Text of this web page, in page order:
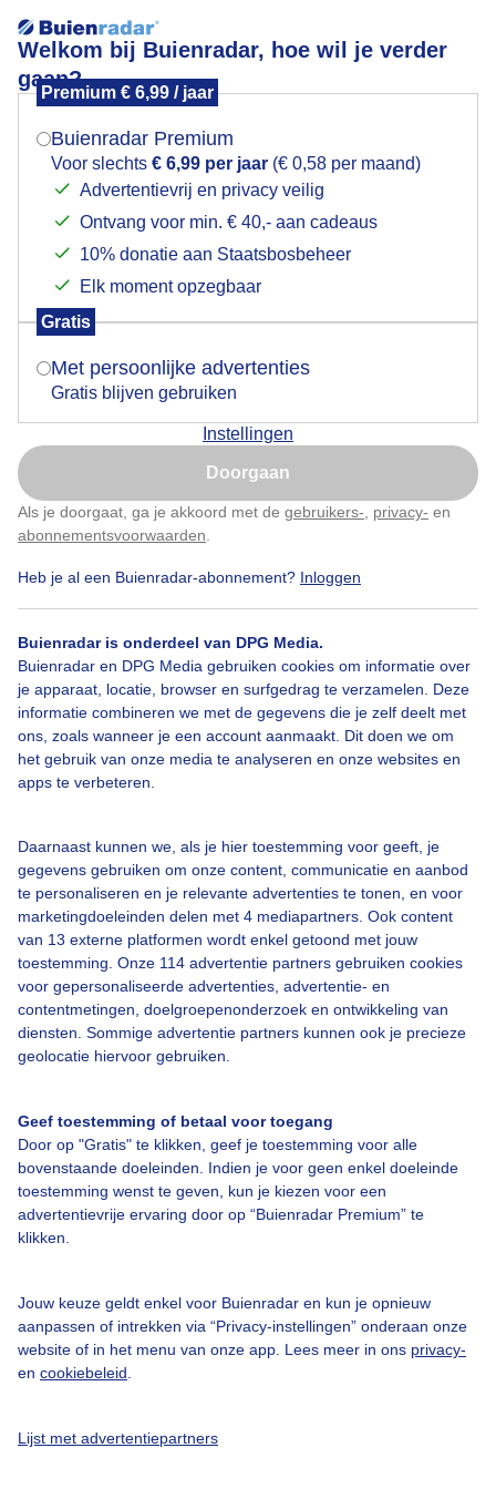
Welkom bij Buienradar, hoe wil je verder
gaan?
Premium € 6,99 / jaar
Buienradar Premium
Voor slechts € 6,99 per jaar (€ 0,58 per maand)
Advertentievrij en privacy veilig
Ontvang voor min. € 40,- aan cadeaus
10% donatie aan Staatsbosbeheer
Elk moment opzegbaar
Gratis
Met persoonlijke advertenties
Gratis blijven gebruiken
Instellingen
Doorgaan
Als je doorgaat, ga je akkoord met de gebruikers- privacy- en
abonnementsvoorwaarden
Heb je al een Buienradar-abonnement? Inloggen
Buienradar is onderdeel van DPG Media.
Buienradar en DPG Media gebruiken cookies om informatie over
je apparaat, locatie, browser en surfgedrag te verzamelen. Deze
informatie combineren we met de gegevens die je zelf deelt met
ons, zoals wanneer je een account aanmaakt. Dit doen we om
het gebruik van onze media te analyseren en onze websites en
apps te verbeteren.
Daarnaast kunnen we, als je hier toestemming voor geeft, je
gegevens gebruiken om onze content, communicatie en aanbod
te personaliseren en je relevante advertenties te tonen, en voor
marketingdoeleinden delen met 4 mediapartners. Ook content
van 13 externe platformen wordt enkel getoond met jouw
toestemming. Onze 114 advertentie partners gebruiken cookies
voor gepersonaliseerde advertenties, advertentie- en
contentmetingen, doelgroepenonderzoek en ontwikkeling van
diensten. Sommige advertentie partners kunnen ook je precieze
geolocatie hiervoor gebruiken.
Geef toestemming of betaal voor toegang
Door op "Gratis" te klikken, geef je toestemming voor alle
bovenstaande doeleinden. Indien je voor geen enkel doeleinde
toestemming wenst te geven, kun je kiezen voor een
advertentievrije ervaring door op “Buienradar Premium” te
klikken.
Jouw keuze geldt enkel voor Buienradar en kun je opnieuw
aanpassen of intrekken via “Privacy-instellingen” onderaan onze
website of in het menu van onze app. Lees meer in ons privacy-
en cookiebeleid
Lijst met advertentiepartners
Opbollende wolken
zo nu en dan achter schuil gaat
Door: Toon Boons
Bekijk slideshow
Een moment geduld aub...
Over Buienradar
Contact
Toegankelijkheid
Gebruikersvoorwaarden
Buienradar Team
Privacy beleid
Cookie beleid
Gratis weerdata
Mogen we je locatie gebruiken voor het
Indien je hier nog geen akkoord op hebt gegeven,
verschijnt er zo een pop-up uit je browser waarin
Is goed, toon de popup
Nu niet, misschien later
Klik hierom dit aan te passen